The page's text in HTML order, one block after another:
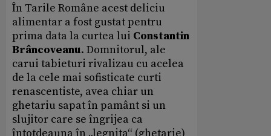
În Tarile Române acest deliciu
alimentar a fost gustat pentru
prima data la curtea lui Constantin
Brâncoveanu. Domnitorul, ale
carui tabieturi rivalizau cu acelea
de la cele mai sofisticate curti
renascentiste, avea chiar un
ghetariu sapat în pamânt si un
slujitor care se îngrijea ca
întotdeauna în „legnita“ (ghetarie)